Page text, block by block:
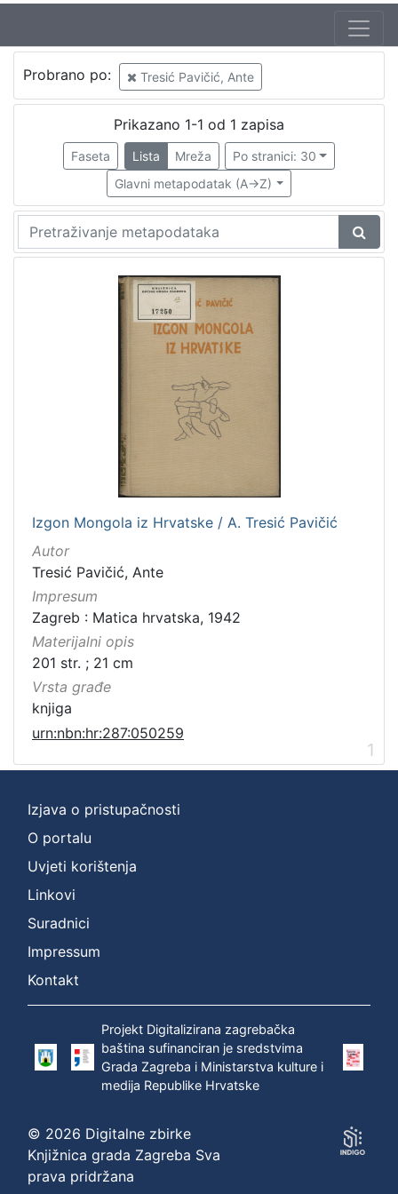
Probrano po: Tresić Pavičić, Ante
Prikazano 1-1 od 1 zapisa
Faseta Lista Mreža
Po stranici: 30
Glavni metapodatak (A->Z)
Izgon Mongola iz Hrvatske / A. Tresić Pavičić
Autor
Tresić Pavičić, Ante
Impresum
Zagreb : Matica hrvatska, 1942
Materijalni opis
201 str. ; 21 cm
Vrsta građe
knjiga
urn:nbn:hr:287:050259
1
Izjava o pristupačnosti
O portalu
Uvjeti korištenja
Linkovi
Suradnici
Impressum
Kontakt
Projekt Digitalizirana zagrebačka
baština sufinanciran je sredstvima
Grada Zagreba i Ministarstva kulture i
medija Republike Hrvatske
© 2026 Digitalne zbirke
Knjižnica grada Zagreba Sva
prava pridržana